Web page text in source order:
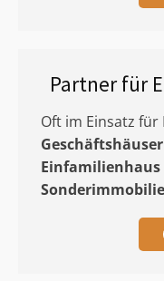
Partner für
Oft im Einsatz
Geschäftshäuser
Einfamilienhaus